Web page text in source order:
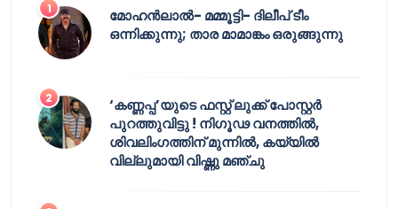
മോഹൻലാൽ- മമ്മൂട്ടി- ദിലീപ് ടീം
ഒന്നിക്കുന്നു; താര മാമാങ്കം ഒരുങ്ങുന്നു
‘കണ്ണപ്പ’യുടെ ഫസ്റ്റ് ലുക്ക് പോസ്റ്റർ
പുറത്തുവിട്ടു ! നിഗൂഢ വനത്തിൽ,
ശിവലിംഗത്തിന് മുന്നിൽ, കയ്യിൽ
വില്ലുമായി വിഷ്ണു മഞ്ചു